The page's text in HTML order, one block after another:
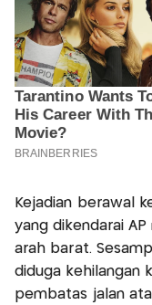
Kejadian berawal
yang dikendarai
arah barat.
diduga kehilangan
pembatas jalan